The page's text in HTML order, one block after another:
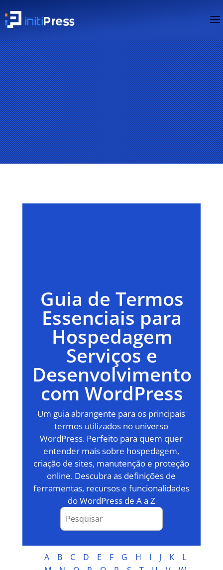
Guia de Termos
Essenciais para
Hospedagem
Serviços e
Desenvolvimento
com WordPress
Um guia abrangente para os principais
termos utilizados no universo
WordPress. Perfeito para quem quer
entender mais sobre hospedagem,
criação de sites, manutenção e proteção
online. Descubra as definições de
ferramentas, recursos e funcionalidades
do WordPress de A a Z
A B C D E F G H I J K
L